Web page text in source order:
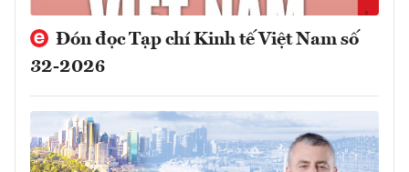
Đón đọc Tạp chí Kinh tế Việt Nam số
32-2026